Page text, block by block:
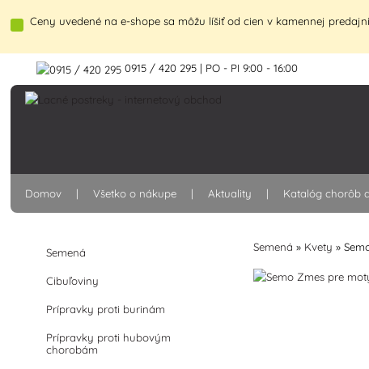
Ceny uvedené na e-shope sa môžu líšiť od cien v kamennej
0915 / 420 295 | PO - PI 9:00 - 16:00
Domov Všetko o nákupe Aktuality Katalóg chorôb
Semená
Cibuľoviny
Prípravky proti burinám
Prípravky proti hubovým
chorobám
Semená » Kvety »